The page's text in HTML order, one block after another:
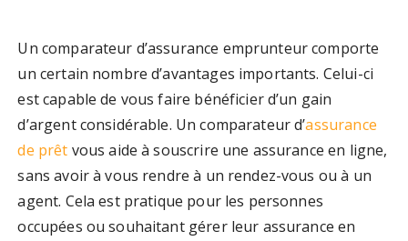
Un comparateur d’assurance emprunteur comporte
un certain nombre d’avantages importants. Celui-ci
est capable de vous faire bénéficier d’un gain
d’argent considérable. Un comparateur d’assurance
de prêt vous aide à souscrire une assurance en ligne,
sans avoir à vous rendre à un rendez-vous ou à un
agent. Cela est pratique pour les personnes
occupées ou souhaitant gérer leur assurance en